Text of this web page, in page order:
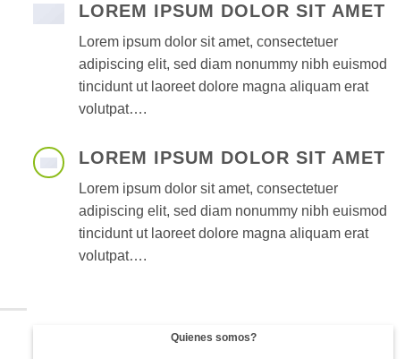
LOREM IPSUM DOLOR SIT AMET
Lorem ipsum dolor sit amet, consectetuer
adipiscing elit, sed diam nonummy nibh euismod
tincidunt ut laoreet dolore magna aliquam erat
volutpat….
LOREM IPSUM DOLOR SIT AMET
Lorem ipsum dolor sit amet, consectetuer
adipiscing elit, sed diam nonummy nibh euismod
tincidunt ut laoreet dolore magna aliquam erat
volutpat….
Quienes somos?